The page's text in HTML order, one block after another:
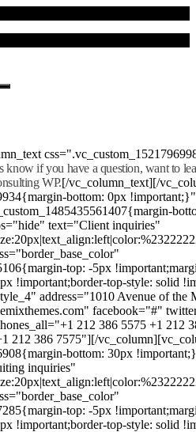
know if you have a question, want to
WP.[/vc_column_text][/
bottom: 0px
text="Client inquiries"
top: -5px
!important;border-top-style: solid
address="1010 Avenue of
facebook="#"
212 386 5575 +1 212
212 386 7575"][/
bottom: 30px
inquiries"
top: -5px
!important;border-top-style: solid